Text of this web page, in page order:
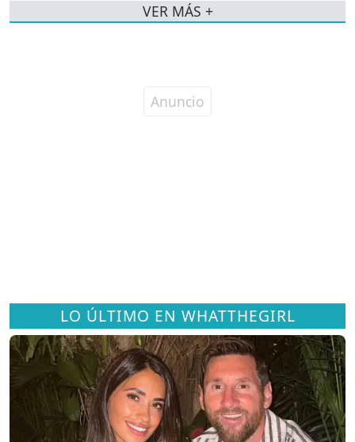
LO ÚLTIMO EN WHATTHEGIRL
VER MÁS +